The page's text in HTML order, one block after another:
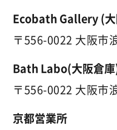
Ecobath Gallery (
〒556-0022 大阪市
Bath Labo(大阪倉
〒556-0022 大阪市
京都営業所